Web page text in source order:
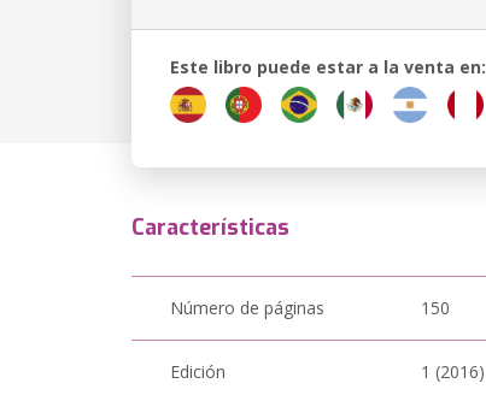
Este libro puede estar a la venta en:
Características
Número de páginas 150
Edición 1 (2016)